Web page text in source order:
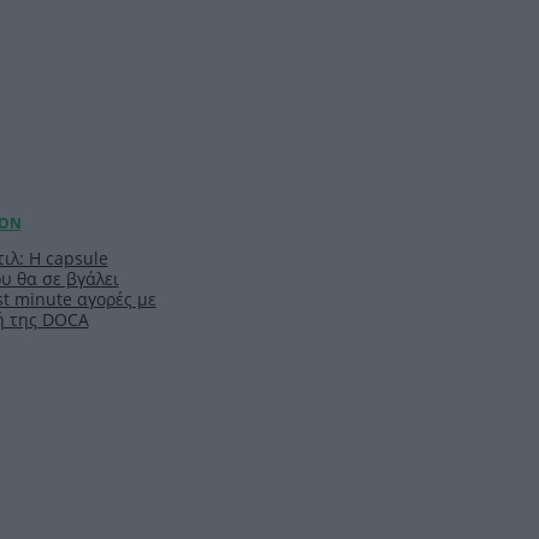
Η capsule
θα σε βγάλει
minute αγορές με
DOCA